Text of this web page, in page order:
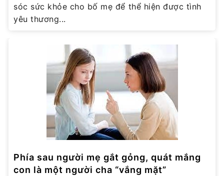
sóc sức khỏe cho bố mẹ để thể hiện được tình
yêu thương...
Phía sau người mẹ gắt gỏng, quát mắng
con là một người cha “vắng mặt”